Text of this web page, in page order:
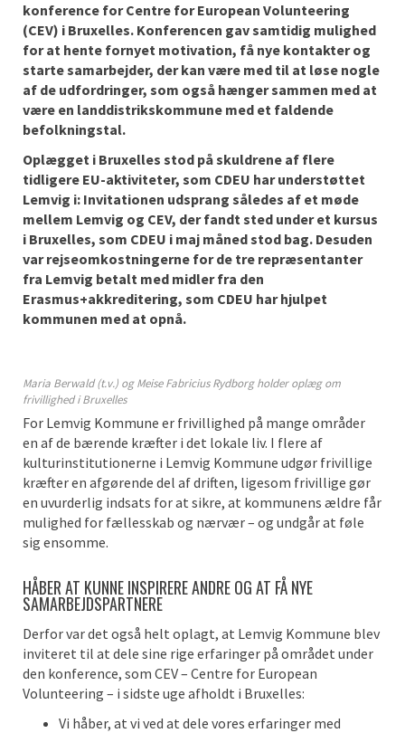
konference for Centre for European Volunteering
(CEV) i Bruxelles. Konferencen gav samtidig mulighed
for at hente fornyet motivation, få nye kontakter og
starte samarbejder, der kan være med til at løse nogle
af de udfordringer, som også hænger sammen med at
være en landdistrikskommune med et faldende
befolkningstal.
Oplægget i Bruxelles stod på skuldrene af flere
tidligere EU-aktiviteter, som CDEU har understøttet
Lemvig i: Invitationen udsprang således af et møde
mellem Lemvig og CEV, der fandt sted under et kursus
i Bruxelles, som CDEU i maj måned stod bag. Desuden
var rejseomkostningerne for de tre repræsentanter
fra Lemvig betalt med midler fra den
Erasmus+akkreditering, som CDEU har hjulpet
kommunen med at opnå.
Maria Berwald (t.v.) og Meise Fabricius Rydborg holder oplæg om
frivillighed i Bruxelles
For Lemvig Kommune er frivillighed på mange områder
en af de bærende kræfter i det lokale liv. I flere af
kulturinstitutionerne i Lemvig Kommune udgør frivillige
kræfter en afgørende del af driften, ligesom frivillige gør
en uvurderlig indsats for at sikre, at kommunens ældre får
mulighed for fællesskab og nærvær – og undgår at føle
sig ensomme.
HÅBER AT KUNNE INSPIRERE ANDRE OG AT FÅ NYE
SAMARBEJDSPARTNERE
Derfor var det også helt oplagt, at Lemvig Kommune blev
inviteret til at dele sine rige erfaringer på området under
den konference, som CEV – Centre for European
Volunteering – i sidste uge afholdt i Bruxelles:
Vi håber, at vi ved at dele vores erfaringer med